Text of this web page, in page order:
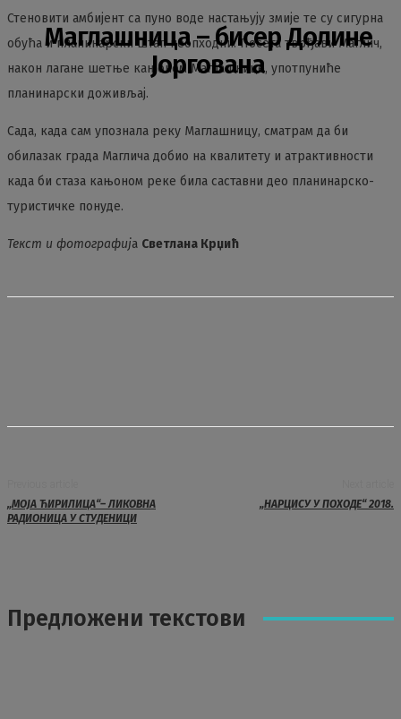
Маглашница – бисер Долине
Јоргована
Стеновити амбијент са пуно воде настањују змије те су сигурна
обућа и планинарски штап неопходни. Посета тврђави Маглич,
након лагане шетње кањоном Маглашнице, употпуниће
планинарски доживљај.
Сада, када сам упознала реку Маглашницу, сматрам да би
обилазак града Маглича добио на квалитету и атрактивности
када би стаза кањоном реке била саставни део планинарско-
туристичке понуде.
Текст и фотографија Светлана Крџић
„МОЈА ЋИРИЛИЦА“– ЛИКОВНА
РАДИОНИЦА У СТУДЕНИЦИ
„НАРЦИСУ У ПОХОДЕ“ 2018.
Предложени текстови